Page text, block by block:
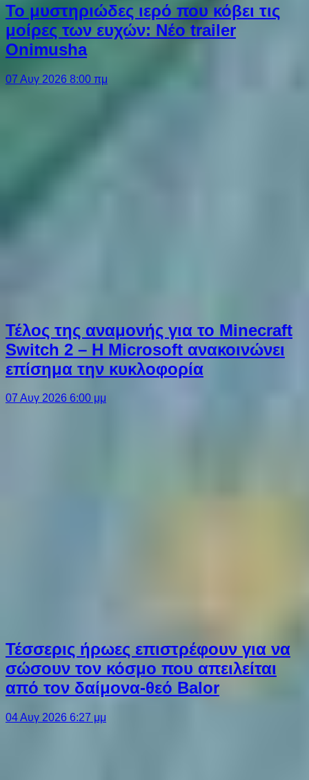
Το μυστηριώδες ιερό που κόβει τις
μοίρες των ευχών: Νέο trailer
Onimusha
07 Αυγ 2026 8:00 πμ
Τέλος της αναμονής για το Minecraft
Switch 2 – Η Microsoft ανακοινώνει
επίσημα την κυκλοφορία
07 Αυγ 2026 6:00 μμ
Τέσσερις ήρωες επιστρέφουν για να
σώσουν τον κόσμο που απειλείται
από τον δαίμονα-θεό Balor
04 Αυγ 2026 6:27 μμ